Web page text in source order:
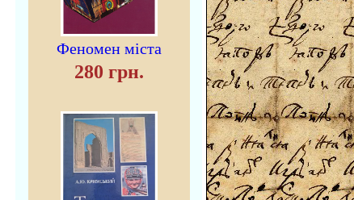
Феномен міста
280 грн.